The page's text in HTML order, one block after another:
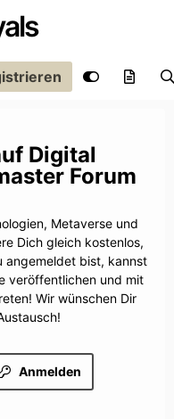
Digital
Forum
Metaverse und
Dich gleich kostenlos,
angemeldet bist, kannst
veröffentlichen und mit
Wir wünschen Dir
Anmelden